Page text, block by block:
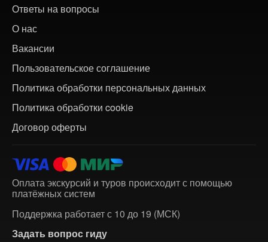
Ответы на вопросы
О нас
Вакансии
Пользовательское соглашение
Политика обработки персональных данных
Политика обработки cookie
Договор оферты
Оплата экскурсий и туров происходит с помощью
платёжных систем
Поддержка работает с 10 до 19 (МСК)
Задать вопрос гиду